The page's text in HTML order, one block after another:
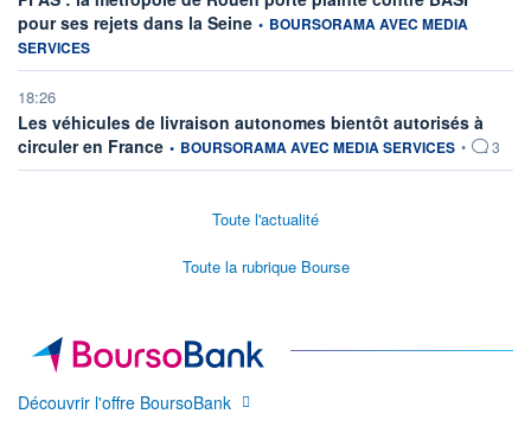
pour ses rejets dans la Seine information fournie par
• BOURSORAMA AVEC MEDIA
SERVICES
18:26
Les véhicules de livraison autonomes bientôt autorisés à
circuler en France information fournie par
• BOURSORAMA AVEC MEDIA SERVICES • 3
Toute l'actualité
Toute la rubrique Bourse
Découvrir l'offre BoursoBank